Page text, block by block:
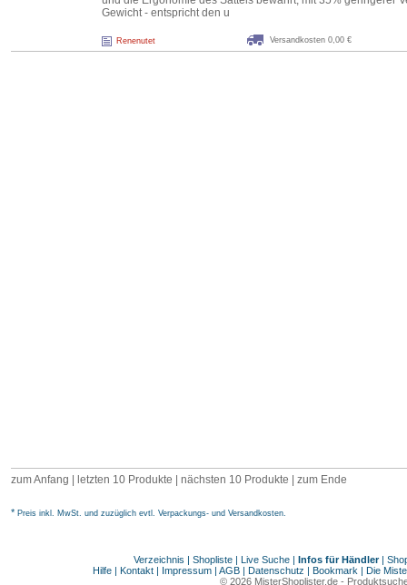
Gewicht - entspricht den u
Renenutet Versandkosten 0,00 €
zum Anfang letzten 10 Produkte | nächsten 10 Produkte | zum Ende
* Preis inkl. MwSt. und zuzüglich evtl. Verpackungs- und Versandkosten.
Verzeichnis | Shopliste| Live Suche| Infos für Händler|
Hilfe | Kontakt | Impressum | AGB | Datenschutz | Bookmark | Die
© 2026 MisterShoplister.de-